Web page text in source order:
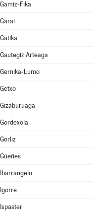
Gamiz-Fika
Garai
Gatika
Gautegiz Arteaga
Gernika-Lumo
Getxo
Gizaburuaga
Gordexola
Gorliz
Güeñes
Ibarrangelu
Igorre
Ispaster